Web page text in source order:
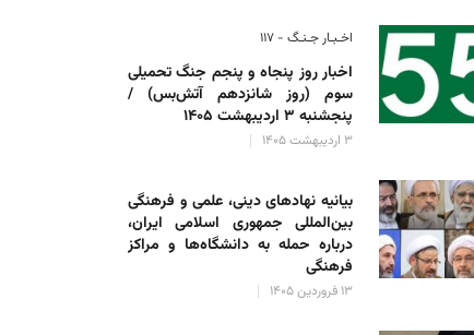
اخـبـار جـنـگ - ۱۱۷
اخبار روز پنجاه و پنجم جنگ تحمیلی
سوم (روز شانزدهم آتش‌بس) /
پنجشنبه ۳ اردیبهشت ۱۴۰۵
۳ اردیبهشت ۱۴۰۵
بیانیه نهادهای دینی، علمی و فرهنگی
بین‌المللی جمهوری اسلامی ایران،
درباره حمله به دانشگاه‌ها و مراکز
فرهنگی
۱۳ فروردین ۱۴۰۵